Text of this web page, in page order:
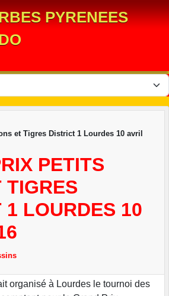
PYRENEES
et Tigres District 1 Lourdes 10 avril
PETITS
TIGRES
1 LOURDES 10
organisé à Lourdes le tournoi des
cookies